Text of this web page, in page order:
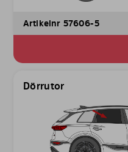
Artikelnr 57606-5
Dörrutor